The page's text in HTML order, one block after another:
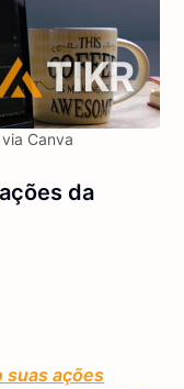
Canva
ações da
suas ações